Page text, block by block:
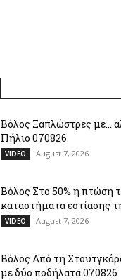
Βόλος Ξαπλώστρες με…
Πήλιο 070826
VIDEO August 7, 2026
Βόλος Στο 50% η πτώση
καταστήματα εστίασης
VIDEO August 7, 2026
Βόλος Από τη
με δύο ποδήλατα 070826